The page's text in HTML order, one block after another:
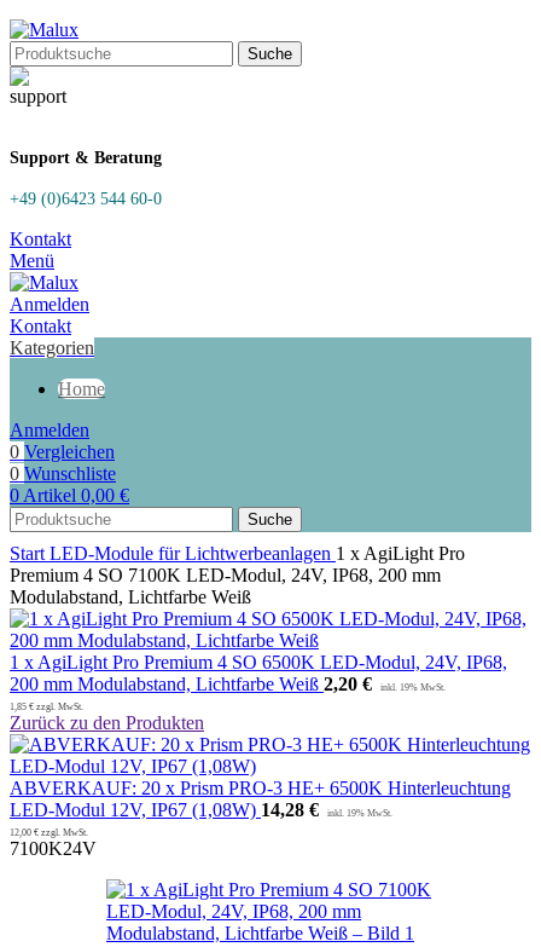
Suche
Support & Beratung
+49 (0)6423 544 60-0
Kontakt
Menü
Anmelden
Kontakt
Kategorien
Home
Anmelden
0 Vergleichen
0 Wunschliste
0 Artikel 0,00 €
Suche
Start LED-Module für Lichtwerbeanlagen 1 x AgiLight Pro
Premium 4 SO 7100K LED-Modul, 24V, IP68, 200 mm
Modulabstand, Lichtfarbe Weiß
1 x AgiLight Pro Premium 4 SO 6500K LED-Modul, 24V, IP68,
200 mm Modulabstand, Lichtfarbe Weiß 2,20 €
1,85 € zzgl. MwSt.
Zurück zu den Produkten
ABVERKAUF: 20 x Prism PRO-3 HE+ 6500K Hinterleuchtung
LED-Modul 12V, IP67 (1,08W) 14,28 €
12,00 € zzgl. MwSt.
7100K24V